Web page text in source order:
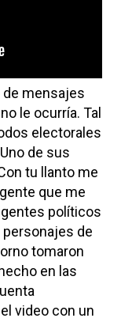
de mensajes
le ocurría. Tal
electorales
de sus
tu llanto me
que me
políticos
de
tomaron
en las
video con un